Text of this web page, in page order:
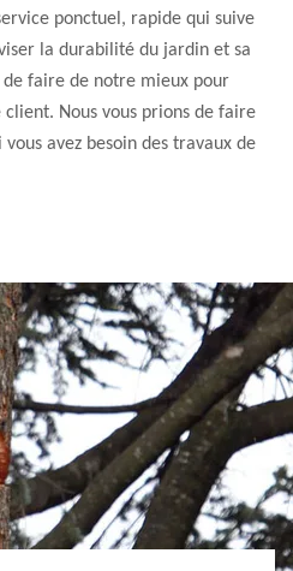
ponctuel, rapide qui suive
la durabilité du jardin et sa
de faire de notre mieux pour
Nous vous prions de faire
avez besoin des travaux de